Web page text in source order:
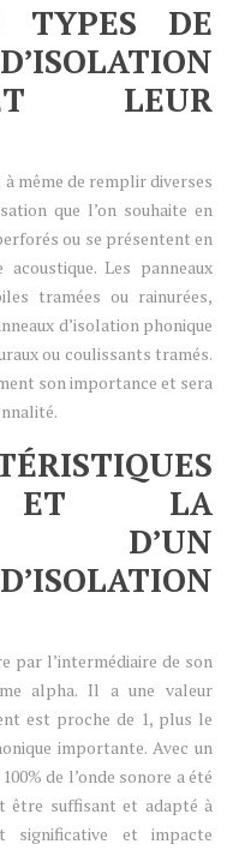
TYPES DE
LEUR
même de remplir diverses
que l’on souhaite en
ou se présentent en
Les panneaux
tramées ou rainurées,
d’isolation phonique
ou coulissants tramés.
son importance et sera
ET LA
D’UN
par l’intermédiaire de son
alpha. Il a une valeur
est proche de 1, plus le
importante. Avec un
de l’onde sonore a été
être suffisant et adapté à
significative et impacte